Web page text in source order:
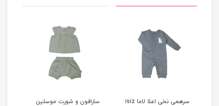
سرهمی نخی اعلا لاما isiz
سارافون و شورت موسلین